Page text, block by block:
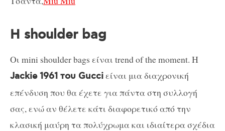
Η shoulder bag
Οι mini shoulder bags είναι trend of the moment. Η
Jackie 1961 του Gucciείναι μια διαχρονική
επένδυση που θα έχετε για πάντα στη συλλογή
σας, ενώ αν θέλετε κάτι διαφορετικό από την
κλασική μαύρη τα πολύχρωμα και ιδιαίτερα σχέδια